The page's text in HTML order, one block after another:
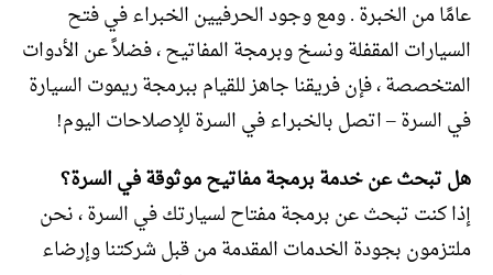
عامًا من الخبرة . ومع وجود الحرفيين الخبراء في فتح
السيارات المقفلة ونسخ وبرمجة المفاتيح ، فضلاً عن الأدوات
المتخصصة ، فإن فريقنا جاهز للقيام ببرمجة ريموت السيارة
في السرة – اتصل بالخبراء في السرة للإصلاحات اليوم!
هل تبحث عن خدمة برمجة مفاتيح موثوقة في السرة؟
إذا كنت تبحث عن برمجة مفتاح لسيارتك في السرة ، نحن
ملتزمون بجودة الخدمات المقدمة من قبل شركتنا وإرضاء